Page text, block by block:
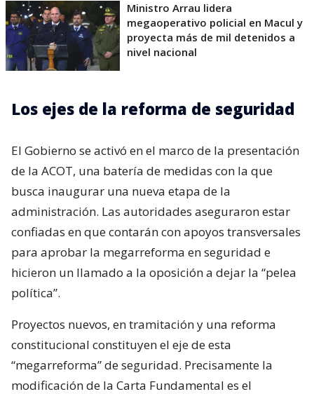
Ministro Arrau lidera
megaoperativo policial en Macul y
proyecta más de mil detenidos a
nivel nacional
Los ejes de la reforma de seguridad
El Gobierno se activó en el marco de la presentación
de la ACOT, una batería de medidas con la que
busca inaugurar una nueva etapa de la
administración. Las autoridades aseguraron estar
confiadas en que contarán con apoyos transversales
para aprobar la megarreforma en seguridad e
hicieron un llamado a la oposición a dejar la “pelea
política”.
Proyectos nuevos, en tramitación y una reforma
constitucional constituyen el eje de esta
“megarreforma” de seguridad. Precisamente la
modificación de la Carta Fundamental es el